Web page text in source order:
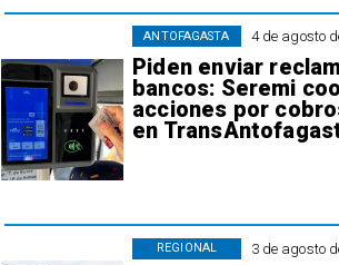
4 de agosto
Piden enviar
bancos: Seremi
acciones por
en
ANTOFAGASTA
3 de agosto
REGIONAL